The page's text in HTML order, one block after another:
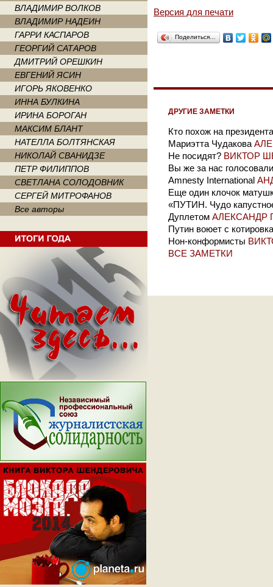
ВЛАДИМИР ВОЛКОВ
ВЛАДИМИР НАДЕИН
ГАРРИ КАСПАРОВ
ГЕОРГИЙ САТАРОВ
ДМИТРИЙ ОРЕШКИН
ЕВГЕНИЙ ЯСИН
ИГОРЬ ЯКОВЕНКО
ИННА БУЛКИНА
ИРИНА БОРОГАН
МАКСИМ БЛАНТ
НАТЕЛЛА БОЛТЯНСКАЯ
НИКОЛАЙ СВАНИДЗЕ
ПЕТР ФИЛИППОВ
СВЕТЛАНА СОЛОДОВНИК
СЕРГЕЙ МИТРОФАНОВ
Все авторы
Версия для печати
Поделиться…
ДРУГИЕ ЗАМЕТКИ
Кто похож на
Мариэтта Чудакова
Не посидят? ВИКТОР
Вы же за нас голосовали
Amnesty International
Еще один клочок
«ПУТИН. Чудо
Дуплетом АЛЕКСАНДР
Путин воюет с
Нон-конформисты
ВСЕ ЗАМЕТКИ